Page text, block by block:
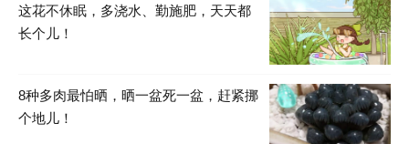
这花不休眠，多浇水、勤施肥，天天都
长个儿！
8种多肉最怕晒，晒一盆死一盆，赶紧挪
个地儿！